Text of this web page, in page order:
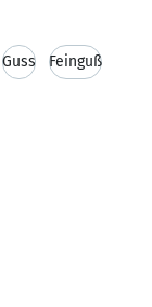
Guss Feinguß